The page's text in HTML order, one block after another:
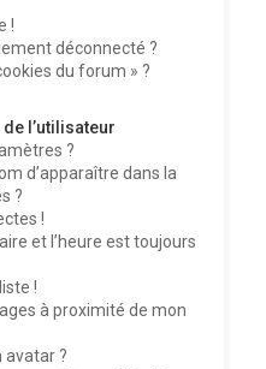
!
déconnecté ?
du forum » ?
l’utilisateur
?
d’apparaître dans la
?
!
et l’heure est toujours
!
à proximité de mon
avatar ?